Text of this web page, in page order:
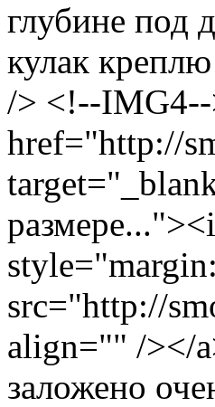
глубине под
кулак
/> <!--IMG4--
href="http://
src="http://
align="" /></
заложено